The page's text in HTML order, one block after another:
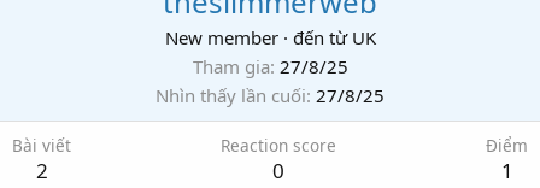
New member · đến từ UK
Tham gia 27/8/25
Nhìn thấy lần cuối 27/8/25
Bài viết
2
Reaction score
0
Điểm
1